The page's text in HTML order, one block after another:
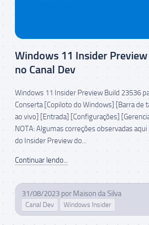
Windows 11 Insider
no Canal Dev
Windows 11 Insider Preview Build 23536
Conserta [Copiloto do Windows] [Barra de
ao vivo] [Entrada] [Configurações]
NOTA: Algumas correções observadas
do Insider Preview do...
Continuar lendo...
31/08/2023 por Maison da Silva
Canal Dev Windows Insider